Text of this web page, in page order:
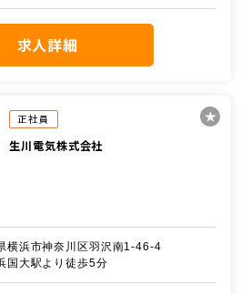
求人詳細
正社員
生川電気株式会社
横浜市神奈川区羽沢南1-46-4
国大駅より徒歩5分